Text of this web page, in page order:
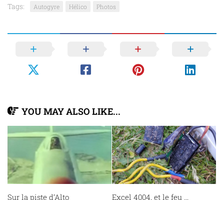
Tags: Autogyre Hélico Photos
YOU MAY ALSO LIKE...
Sur la piste d’Alto Excel 4004, et le feu …